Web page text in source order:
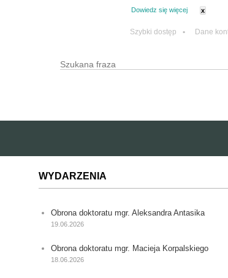
Dowiedz się więcej x
Szybki dostęp • Dane
Formularz wyszukiwania
Wyszukaj
WYDARZENIA
Obrona doktoratu mgr. Aleksandra Antasika
19.06.2026
Obrona doktoratu mgr. Macieja Korpalskiego
18.06.2026